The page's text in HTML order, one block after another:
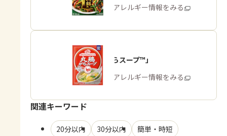
商品・アレルギー情報をみる
「丸鶏がらスープ™」
商品・アレルギー情報をみる
関連キーワード
20分以内 30分以内
簡単・時短